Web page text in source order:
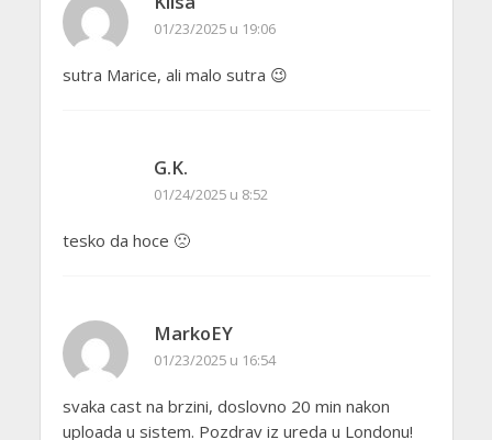
01/23/2025 u 19:06
sutra Marice, ali malo sutra 😉
G.K.
01/24/2025 u 8:52
tesko da hoce 🙁
MarkoEY
01/23/2025 u 16:54
svaka cast na brzini, doslovno 20 min nakon
uploada u sistem. Pozdrav iz ureda u Londonu!